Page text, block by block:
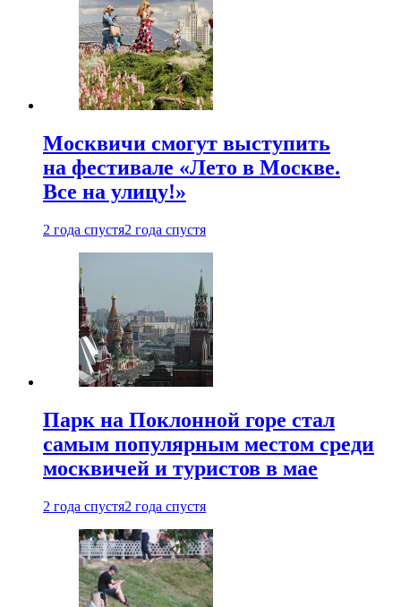
Москвичи смогут выступить
на фестивале «Лето в Москве.
Все на улицу!»
2 года спустя2 года спустя
Парк на Поклонной горе стал
самым популярным местом среди
москвичей и туристов в мае
2 года спустя2 года спустя